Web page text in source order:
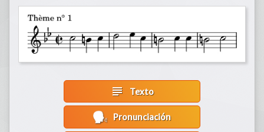
subject Texto
Pronunciación